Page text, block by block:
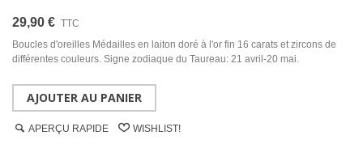
29,90 € TTC
Boucles d'oreilles Médailles en laiton doré à l'or fin 16 carats et zircons de
différentes couleurs. Signe zodiaque du Taureau: 21 avril-20 mai.
AJOUTER AU PANIER
APERÇU RAPIDE WISHLIST!